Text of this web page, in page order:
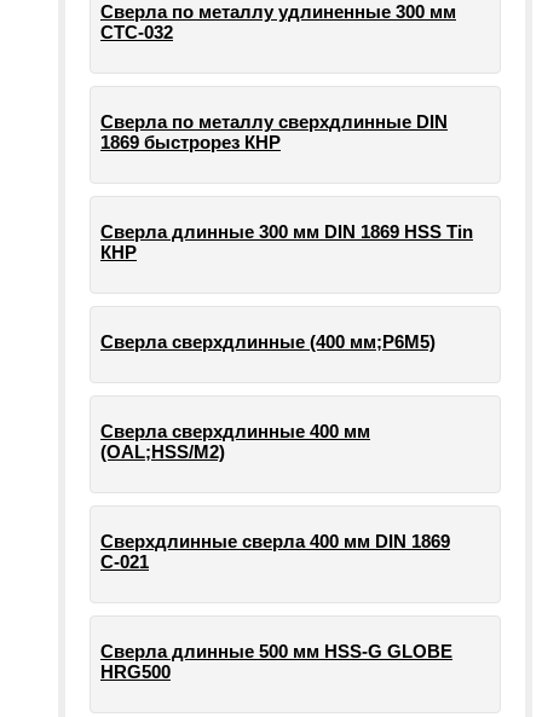
Сверла по металлу удлиненные 300 мм
СТС-032
Сверла по металлу сверхдлинные DIN
1869 быстрорез КНР
Сверла длинные 300 мм DIN 1869 HSS Tin
КНР
Сверла сверхдлинные (400 мм;Р6М5)
Сверла сверхдлинные 400 мм
(OAL;HSS/M2)
Сверхдлинные сверла 400 мм DIN 1869
С-021
Сверла длинные 500 мм HSS-G GLOBE
HRG500